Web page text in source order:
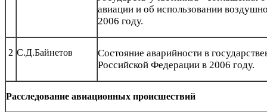
авиации и об использовании
2006 году.
2 С.Д.Байнетов
Состояние аварийности в
Российской Федерации в 2006 году.
Расследование авиационных происшествий